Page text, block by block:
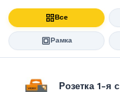
Все
Рамка
Розетка 1-я